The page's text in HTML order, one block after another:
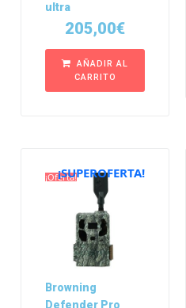
ultra
205,00€
AÑADIR AL
CARRITO
¡Oferta!
¡SUPEROFERTA!
Browning
Defender Pro